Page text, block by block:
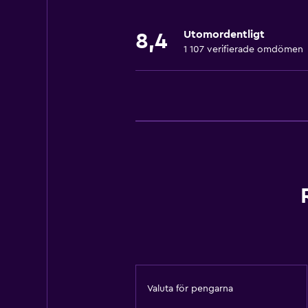
Schampo
8,4 Utomordentligt
1 107 verifierade omdömen
Valuta för pengarna